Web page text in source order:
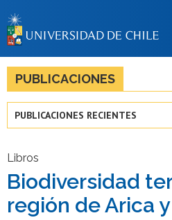
LA
PUBLICACIONES
PUBLICACIONES RECIENTES
Libros
Biodiversidad
región de Arica